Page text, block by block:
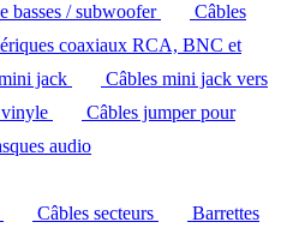
basses / subwoofer
Câbles
coaxiaux RCA, BNC et
jack
Câbles mini jack vers
vinyle
Câbles jumper pour
audio
Câbles secteurs
Barrettes